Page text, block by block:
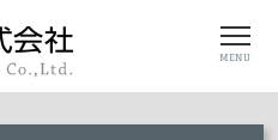
MENU